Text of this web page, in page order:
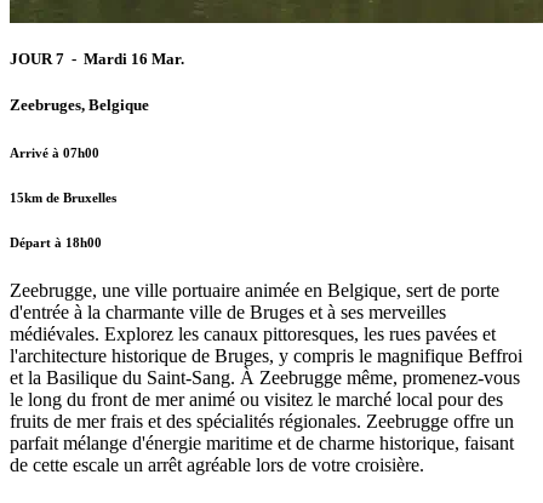
JOUR 7 - Mardi 16 Mar.
Zeebruges, Belgique
Arrivé à 07h00
15km de Bruxelles
Départ à 18h00
Zeebrugge, une ville portuaire animée en Belgique, sert de porte
d'entrée à la charmante ville de Bruges et à ses merveilles
médiévales. Explorez les canaux pittoresques, les rues pavées et
l'architecture historique de Bruges, y compris le magnifique Beffroi
et la Basilique du Saint-Sang. À Zeebrugge même, promenez-vous
le long du front de mer animé ou visitez le marché local pour des
fruits de mer frais et des spécialités régionales. Zeebrugge offre un
parfait mélange d'énergie maritime et de charme historique, faisant
de cette escale un arrêt agréable lors de votre croisière.